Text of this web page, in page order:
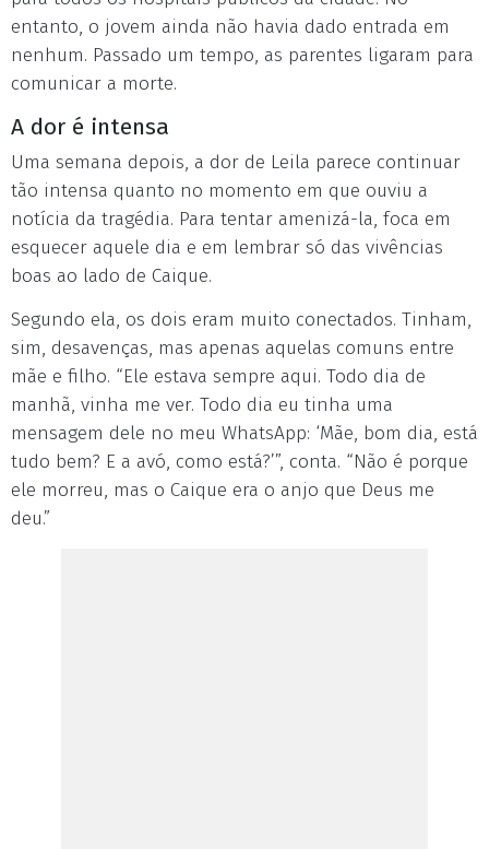
entanto, o jovem ainda não havia dado entrada em
nenhum. Passado um tempo, as parentes ligaram para
comunicar a morte.
A dor é intensa
Uma semana depois, a dor de Leila parece continuar
tão intensa quanto no momento em que ouviu a
notícia da tragédia. Para tentar amenizá-la, foca em
esquecer aquele dia e em lembrar só das vivências
boas ao lado de Caique.
Segundo ela, os dois eram muito conectados. Tinham,
sim, desavenças, mas apenas aquelas comuns entre
mãe e filho. “Ele estava sempre aqui. Todo dia de
manhã, vinha me ver. Todo dia eu tinha uma
mensagem dele no meu WhatsApp: ‘Mãe, bom dia, está
tudo bem? E a avó, como está?’”, conta. “Não é porque
ele morreu, mas o Caique era o anjo que Deus me
deu.”